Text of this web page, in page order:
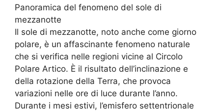
Panoramica del fenomeno del sole di
mezzanotte
Il sole di mezzanotte, noto anche come giorno
polare, è un affascinante fenomeno naturale
che si verifica nelle regioni vicine al Circolo
Polare Artico. È il risultato dell’inclinazione e
della rotazione della Terra, che provoca
variazioni nelle ore di luce durante l’anno.
Durante i mesi estivi, l’emisfero settentrionale